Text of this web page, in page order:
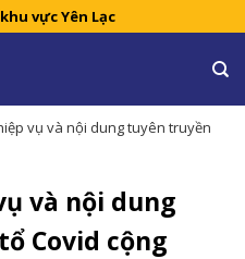
vực Yên Lạc
vụ và nội dung tuyên truyền
và nội dung
Covid cộng